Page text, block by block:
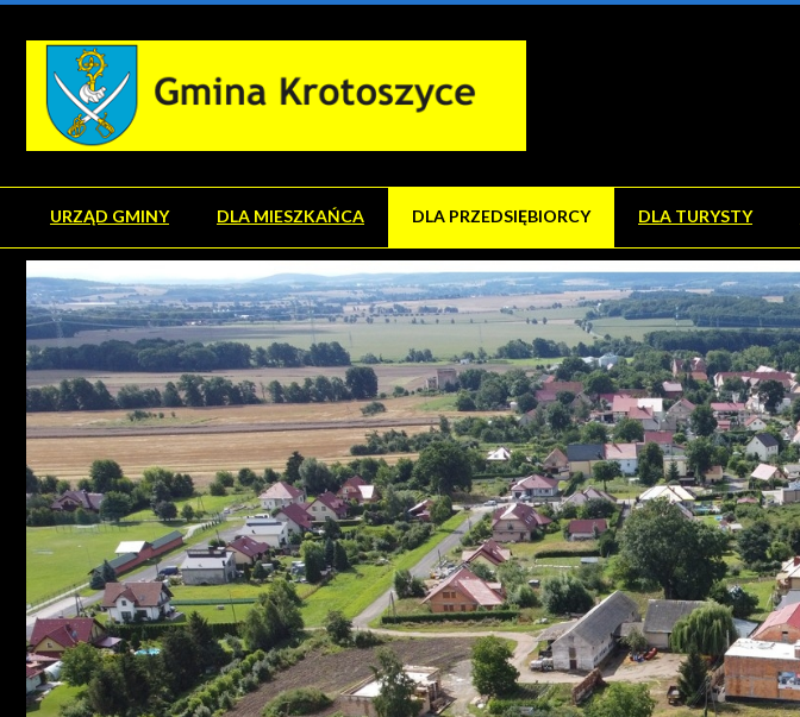
URZĄD GMINY DLA MIESZKAŃCA DLA PRZEDSIĘBIORCY DLA TURYSTY